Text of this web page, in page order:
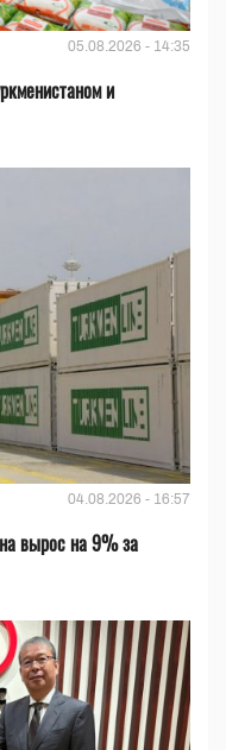
05.08.2026 - 14:35
и
04.08.2026 - 16:57
вырос на 9% за